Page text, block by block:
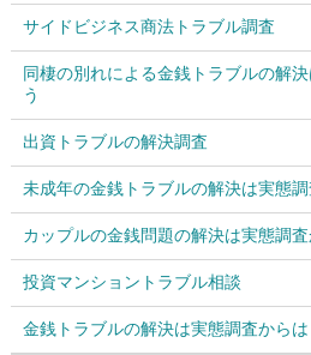
サイドビジネス商法トラブル調査
同棲の別れによる金銭トラブルの解
う
出資トラブルの解決調査
未成年の金銭トラブルの解決は実態
カップルの金銭問題の解決は実態調
投資マンショントラブル相談
金銭トラブルの解決は実態調査からは